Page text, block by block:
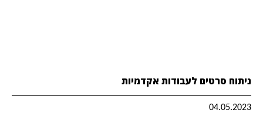
ניתוח סרטים לעבודות אקדמיות
04.05.2023